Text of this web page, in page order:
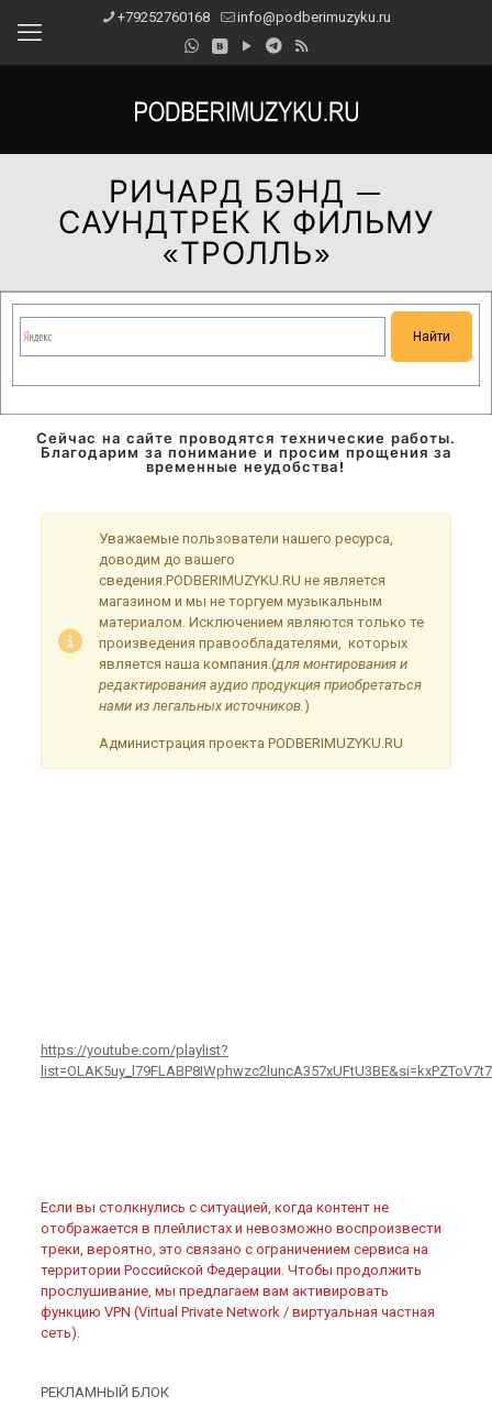
+79252760168 info@podberimuzyku.ru
РИЧАРД БЭНД —
САУНДТРЕК К ФИЛЬМУ
«ТРОЛЛЬ»
Сейчас на сайте проводятся технические работы.
Благодарим за понимание и просим прощения за
временные неудобства!
Уважаемые пользователи нашего ресурса,
доводим до вашего
сведения.PODBERIMUZYKU.RU не является
магазином и мы не торгуем музыкальным
материалом. Исключением являются только те
произведения правообладателями, которых
является наша компания.(для монтирования и
редактирования аудио продукция приобретаться
нами из легальных источников.)
Администрация проекта PODBERIMUZYKU.RU
https://youtube.com/playlist?
Если вы столкнулись с ситуацией, когда контент не
отображается в плейлистах и невозможно воспроизвести
треки, вероятно, это связано с ограничением сервиса на
территории Российской Федерации. Чтобы продолжить
прослушивание, мы предлагаем вам активировать
функцию VPN (Virtual Private Network / виртуальная частная
сеть).
РЕКЛАМНЫЙ БЛОК